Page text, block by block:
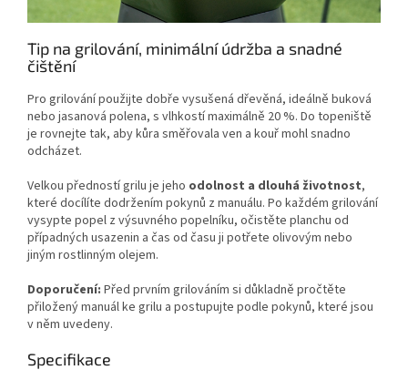
Tip na grilování, minimální údržba a snadné
čištění
Pro grilování použijte dobře vysušená dřevěná, ideálně buková
nebo jasanová polena, s vlhkostí maximálně 20 %. Do topeniště
je rovnejte tak, aby kůra směřovala ven a kouř mohl snadno
odcházet.
Velkou předností grilu je jeho odolnost a dlouhá životnost,
které docílíte dodržením pokynů z manuálu. Po každém grilování
vysypte popel z výsuvného popelníku, očistěte planchu od
případných usazenin a čas od času ji potřete olivovým nebo
jiným rostlinným olejem.
Doporučení: Před prvním grilováním si důkladně pročtěte
přiložený manuál ke grilu a postupujte podle pokynů, které jsou
v něm uvedeny.
Specifikace